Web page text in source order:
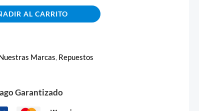
AL CARRITO
Marcas, Repuestos
Garantizado